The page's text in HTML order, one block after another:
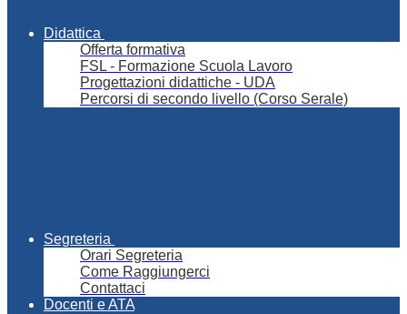
Didattica
Offerta formativa
FSL - Formazione Scuola Lavoro
Progettazioni didattiche - UDA
Percorsi di secondo livello (Corso Serale)
Segreteria
Orari Segreteria
Come Raggiungerci
Contattaci
Docenti e ATA